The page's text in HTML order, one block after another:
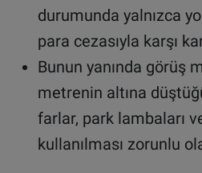
durumunda yalnızca
para cezasıyla karşı
Bunun yanında görüş
metrenin altına
farlar, park lambaları
kullanılması zorunlu